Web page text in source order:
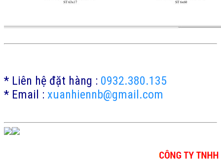
* Liên hệ đặt hàng : 0932.380.135
* Email : xuanhiennb@gmail.com